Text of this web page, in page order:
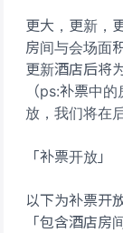
更大，更新，
房间与会场面
更新酒店后将
（ps:补票中
放，我们将在
「补票开放」
以下为补票开
「包含酒店房